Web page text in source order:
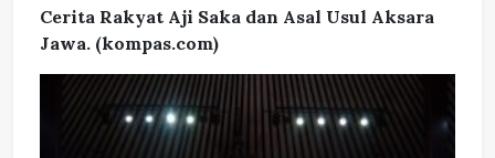
Cerita Rakyat Aji Saka dan Asal Usul Aksara
Jawa. (kompas.com)